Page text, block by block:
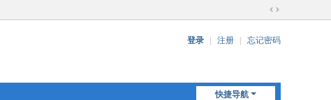
切
换
到
登录 注册 忘记密码
快捷导航